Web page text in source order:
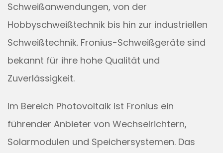
Schweißanwendungen, von der
Hobbyschweißtechnik bis hin zur industriellen
Schweißtechnik. Fronius-Schweißgeräte sind
bekannt für ihre hohe Qualität und
Zuverlässigkeit.
Im Bereich Photovoltaik ist Fronius ein
führender Anbieter von Wechselrichtern,
Solarmodulen und Speichersystemen. Das